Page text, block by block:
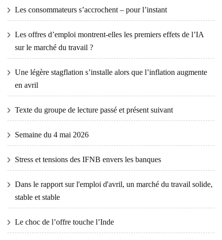
Les consommateurs s’accrochent – ​​pour l’instant
Les offres d’emploi montrent-elles les premiers effets de l’IA
sur le marché du travail ?
Une légère stagflation s’installe alors que l’inflation augmente
en avril
Texte du groupe de lecture passé et présent suivant
Semaine du 4 mai 2026
Stress et tensions des IFNB envers les banques
Dans le rapport sur l'emploi d'avril, un marché du travail solide,
stable et stable
Le choc de l’offre touche l’Inde